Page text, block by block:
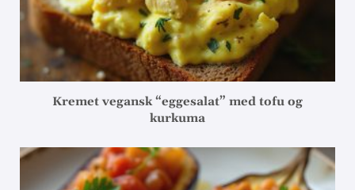
Kremet vegansk “eggesalat” med tofu og
kurkuma